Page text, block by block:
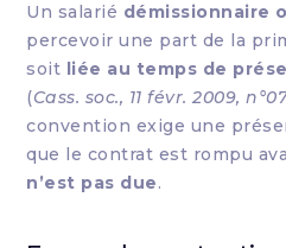
Un salarié démissionnaire
percevoir une part de la
soit liée au temps de
(Cass. soc., 11 févr. 2009,
convention exige une
que le contrat est rompu
n’est pas due.